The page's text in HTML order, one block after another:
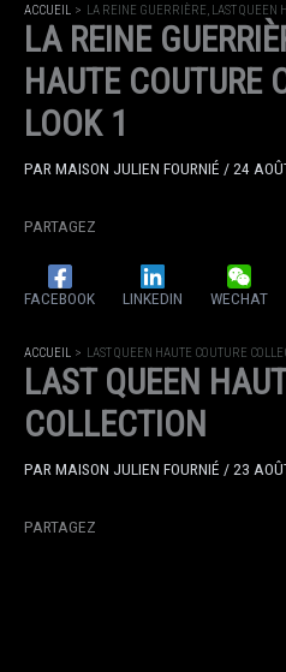
ACCUEIL LA REINE GUERRIÈRE, LAST QUEEN
LA REINE
HAUTE COUTURE
LOOK 1
PAR MAISON JULIEN FOURNIÉ /24
PARTAGEZ
FACEBOOK LINKEDIN WECHAT
ACCUEIL LAST QUEEN HAUTE COUTURE
LAST QUEEN
COLLECTION
PAR MAISON JULIEN FOURNIÉ /23
PARTAGEZ